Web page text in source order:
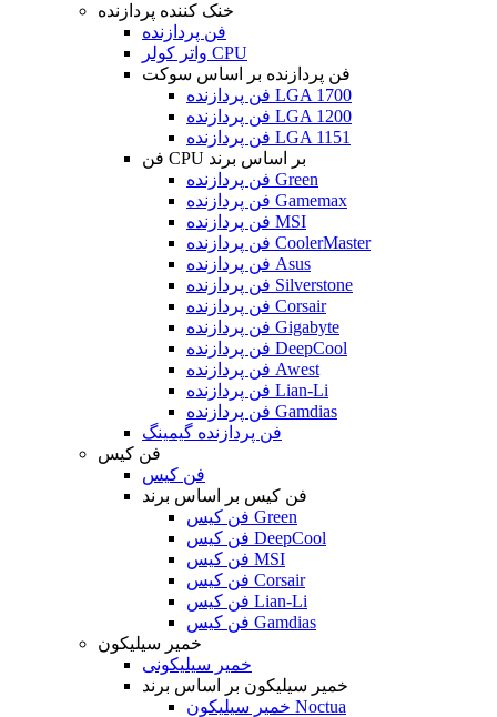
خنک کننده پردازنده
فن پردازنده
واتر کولر CPU
فن پردازنده بر اساس سوکت
فن پردازنده LGA 1700
فن پردازنده LGA 1200
فن پردازنده LGA 1151
فن CPU بر اساس برند
فن پردازنده Green
فن پردازنده Gamemax
فن پردازنده MSI
فن پردازنده CoolerMaster
فن پردازنده Asus
فن پردازنده Silverstone
فن پردازنده Corsair
فن پردازنده Gigabyte
فن پردازنده DeepCool
فن پردازنده Awest
فن پردازنده Lian-Li
فن پردازنده Gamdias
فن پردازنده گیمینگ
فن کیس
فن کیس
فن کیس بر اساس برند
فن کیس Green
فن کیس DeepCool
فن کیس MSI
فن کیس Corsair
فن کیس Lian-Li
فن کیس Gamdias
خمیر سیلیکون
خمیر سیلیکونی
خمیر سیلیکون بر اساس برند
خمیر سیلیکون Noctua